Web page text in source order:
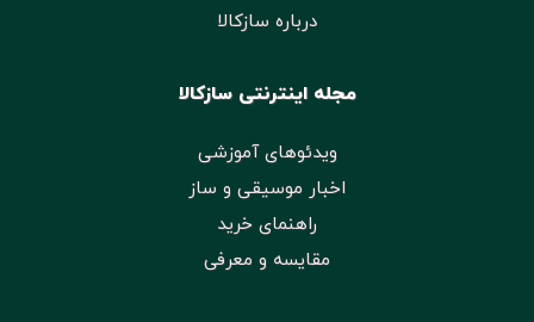
درباره سازکالا
مجله اینترنتی سازکالا
ویدئوهای آموزشی
اخبار موسیقی و ساز
راهنمای خرید
مقایسه و معرفی